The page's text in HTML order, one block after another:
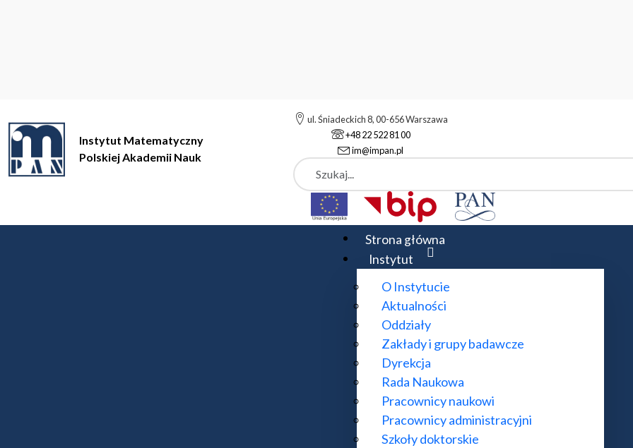
Instytut Matematyczny
Polskiej Akademii Nauk
ul. Śniadeckich 8, 00-656 Warszawa
+48 22 522 81 00
im@impan.pl
Szukaj
Strona główna
Instytut
O Instytucie
Aktualności
Oddziały
Zakłady i grupy badawcze
Dyrekcja
Rada Naukowa
Pracownicy naukowi
Pracownicy administracyjni
Szkoły doktorskie
Instytut Matematyczny